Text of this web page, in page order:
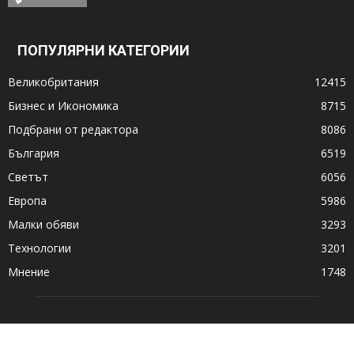
ПОПУЛЯРНИ КАТЕГОРИИ
Великобритания
12415
Бизнес и Икономика
8715
Подбрани от редактора
8086
България
6519
Светът
6056
Европа
5986
Малки обяви
3293
Технологии
3201
Мнение
1748